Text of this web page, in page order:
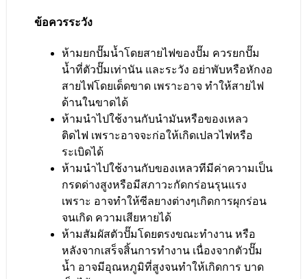
ข้อควรระวัง
ห้ามยกปั๊มน้ำโดยสายไฟของปั๊ม ควรยกปั๊ม
น้ำที่ตัวปั๊มเท่านัน และระวัง อย่าพับหรือหักงอ
สายไฟโดยเด็ดขาด เพราะอาจ ทำให้สายไฟ
ด้านในขาดได้
ห้ามนำไปใช้งานกับนำมันหรือของเหลว
ติดไฟ เพราะอาจจะก่อให้เกิดเปลวไฟหรือ
ระเบิดได้
ห้ามนำไปใช้งานกับของเหลวทีมีค่าความเป็น
กรดด่างสูงหรือมีสภาวะกัดกร่อนรุนแรง
เพราะ อาจทำให้ซีลยางต่างๆเกิดการผุกร่อน
จนเกิด ความเสียหายได้
ห้ามสัมผัสตัวปั๊มโดยตรงขณะทำงาน หรือ
หลังจากเสร็จสิ้นการทำงาน เนื่องจากตัวปั๊ม
น้ำ อาจมีอุณหภูมิที่สูงจนทำให้เกิดการ บาด